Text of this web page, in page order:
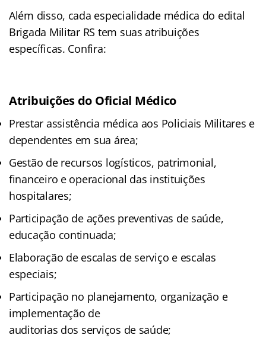
Além disso, cada especialidade médica do edital
Brigada Militar RS tem suas atribuições
específicas. Confira:
Atribuições do Oficial Médico
Prestar assistência médica aos Policiais Militares e
dependentes em sua área;
Gestão de recursos logísticos, patrimonial,
financeiro e operacional das instituições
hospitalares;
Participação de ações preventivas de saúde,
educação continuada;
Elaboração de escalas de serviço e escalas
especiais;
Participação no planejamento, organização e
implementação de
auditorias dos serviços de saúde;